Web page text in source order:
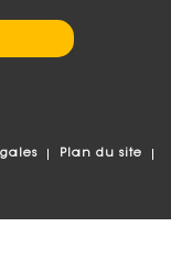
Plan du site